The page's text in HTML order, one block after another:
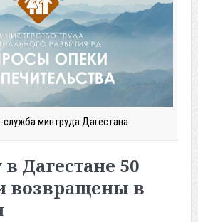
минтруда Дагестана.
в Дагестане 50
возвращены в